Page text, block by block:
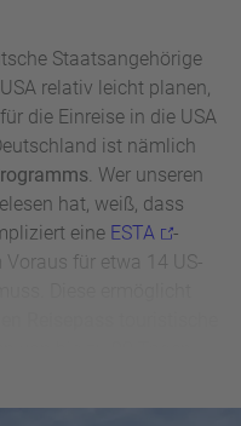
von den USA
stehen.
Staatsangehörige
relativ leicht planen,
die Einreise in die USA
ist nämlich
. Wer unseren
hat, weiß, dass
eine ESTA
-
für etwa 14 US-
Reisepass